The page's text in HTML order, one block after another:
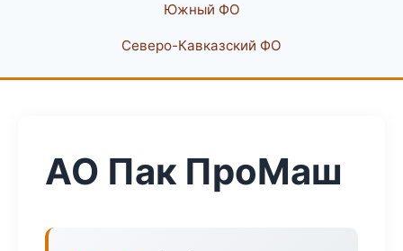
Южный ФО
Северо-Кавказский ФО
АО Пак ПроМаш